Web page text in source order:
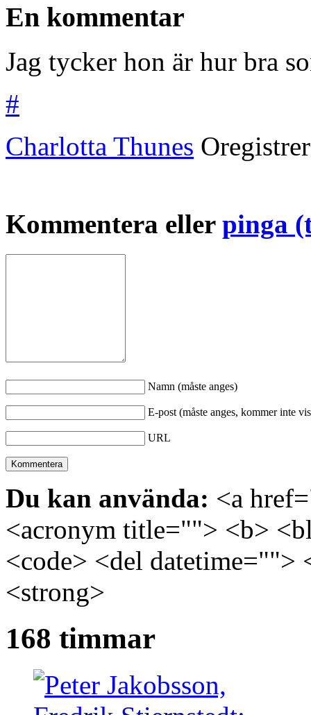
En kommentar
Jag tycker hon är hur bra
#
Charlotta Thunes
Kommentera eller pinga
Namn (måste anges)
E-post (måste anges, kommer inte
URL
Du kan använda: <a
<acronym title=""> <b>
<code> <del
<strong>
168 timmar